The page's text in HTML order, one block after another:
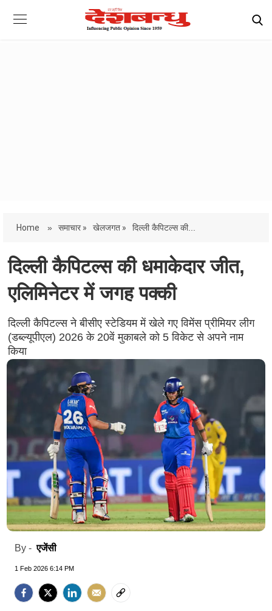
Home » समाचार » खेलजगत » दिल्ली कैपिटल्स की...
दिल्ली कैपिटल्स की धमाकेदार जीत,
एलिमिनेटर में जगह पक्की
दिल्ली कैपिटल्स ने बीसीए स्टेडियम में खेले गए विमेंस प्रीमियर लीग
(डब्ल्यूपीएल) 2026 के 20वें मुकाबले को 5 विकेट से अपने नाम
किया
By -एजेंसी
1 Feb 2026 6:14 PM